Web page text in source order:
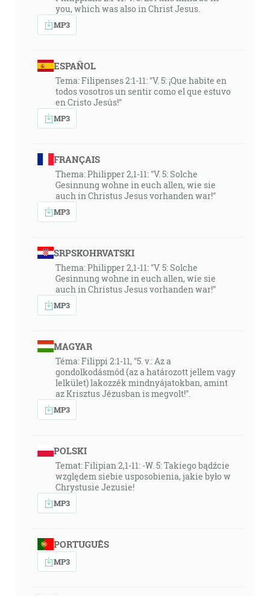
you, which was also in Christ Jesus.
MP3
ESPAÑOL
Tema: Filipenses 2:1-11: "V. 5: ¡Que habite en
todos vosotros un sentir como el que estuvo
en Cristo Jesús!"
MP3
FRANÇAIS
Thema: Philipper 2,1-11: "V. 5: Solche
Gesinnung wohne in euch allen, wie sie
auch in Christus Jesus vorhanden war!"
MP3
SRPSKOHRVATSKI
Thema: Philipper 2,1-11: "V. 5: Solche
Gesinnung wohne in euch allen, wie sie
auch in Christus Jesus vorhanden war!"
MP3
MAGYAR
Téma: Filippi 2:1-11, "5. v.: Az a
gondolkodásmód (az a határozott jellem vagy
lelkület) lakozzék mindnyájatokban, amint
az Krisztus Jézusban is megvolt!".
MP3
POLSKI
Temat: Filipian 2,1-11: -W. 5: Takiego bądźcie
względem siebie usposobienia, jakie było w
Chrystusie Jezusie!
MP3
PORTUGUÊS
MP3